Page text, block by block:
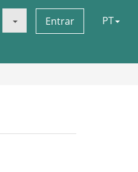
Entrar PT